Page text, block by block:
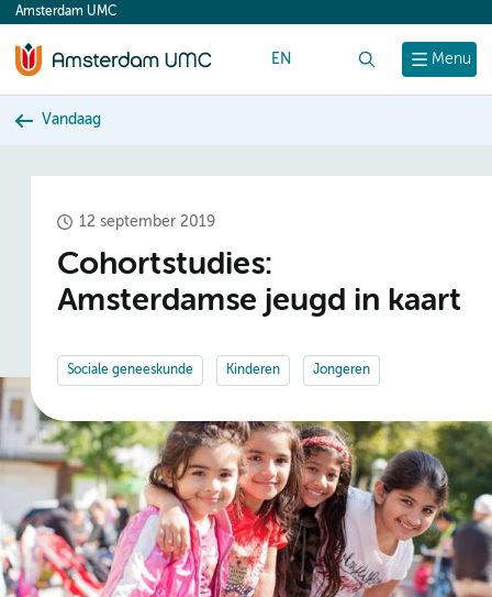
content
Menu
Amsterdam UMC
EN
Vandaag
12 september 2019
Cohortstudies:
Amsterdamse jeugd in kaart
Sociale geneeskunde Kinderen Jongeren